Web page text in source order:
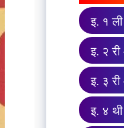
इ. १
इ. २
इ. ३
इ. ४